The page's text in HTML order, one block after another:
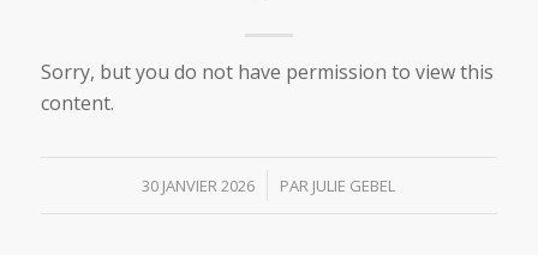
Sorry, but you do not have permission to view this
content.
30 JANVIER 2026
/ PAR JULIE GEBEL